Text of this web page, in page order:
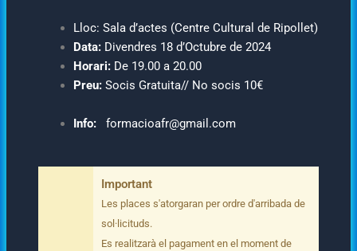
Lloc: Sala d’actes (Centre Cultural de Ripollet)
Data:Divendres 18 d’Octubre de 2024
Horari:De 19.00 a 20.00
Preu:Socis Gratuita// No socis 10€
Info: formacioafr@gmail.com
Important
Les places s'atorgaran per ordre d'arribada de
sol·licituds.
Es realitzarà el pagament en el moment de